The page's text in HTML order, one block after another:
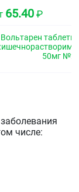
65.40 ₽
Вольтарен
50мг
числе: